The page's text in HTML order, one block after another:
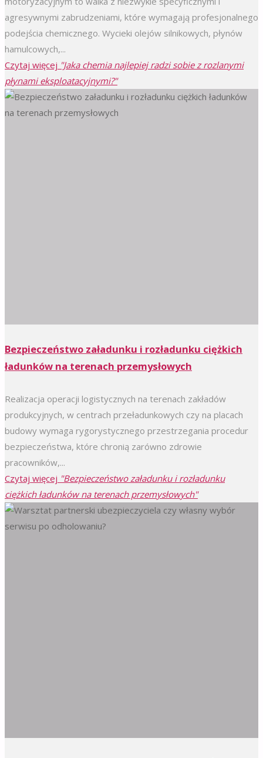
agresywnymi zabrudzeniami, które wymagają profesjonalnego
podejścia chemicznego. Wycieki olejów silnikowych, płynów
hamulcowych,...
Czytaj więcej "Jaka chemia najlepiej radzi sobie z rozlanymi
płynami eksploatacyjnymi?"
Bezpieczeństwo załadunku i rozładunku ciężkich
ładunków na terenach przemysłowych
Realizacja operacji logistycznych na terenach zakładów
produkcyjnych, w centrach przeładunkowych czy na placach
budowy wymaga rygorystycznego przestrzegania procedur
bezpieczeństwa, które chronią zarówno zdrowie
pracowników,...
Czytaj więcej "Bezpieczeństwo załadunku i rozładunku
ciężkich ładunków na terenach przemysłowych"